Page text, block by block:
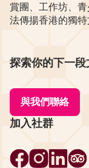
賞團、工作坊、
法傳揚香港的獨特
探索你的下一
與我們聯絡
加入社群